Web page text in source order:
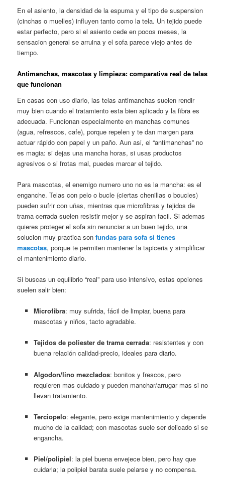
En el asiento, la densidad de la espuma y el tipo de suspension
(cinchas o muelles) influyen tanto como la tela. Un tejido puede
estar perfecto, pero si el asiento cede en pocos meses, la
sensacion general se arruina y el sofa parece viejo antes de
tiempo.
Antimanchas, mascotas y limpieza: comparativa real de telas
que funcionan
En casas con uso diario, las telas antimanchas suelen rendir
muy bien cuando el tratamiento esta bien aplicado y la fibra es
adecuada. Funcionan especialmente en manchas comunes
(agua, refrescos, cafe), porque repelen y te dan margen para
actuar rápido con papel y un paño. Aun asi, el “antimanchas” no
es magia: si dejas una mancha horas, si usas productos
agresivos o si frotas mal, puedes marcar el tejido.
Para mascotas, el enemigo numero uno no es la mancha: es el
enganche. Telas con pelo o bucle (ciertas chenillas o boucles)
pueden sufrir con uñas, mientras que microfibras y tejidos de
trama cerrada suelen resistir mejor y se aspiran facil. Si ademas
quieres proteger el sofa sin renunciar a un buen tejido, una
solucion muy practica sonfundas para sofa si tienes
mascotas, porque te permiten mantener la tapiceria y simplificar
el mantenimiento diario.
Si buscas un equilibrio “real” para uso intensivo, estas opciones
suelen salir bien:
Microfibra: muy sufrida, fácil de limpiar, buena para
mascotas y niños, tacto agradable.
Tejidos de poliester de trama cerrada: resistentes y con
buena relación calidad-precio, ideales para diario.
Algodon/lino mezclados: bonitos y frescos, pero
requieren mas cuidado y pueden manchar/arrugar mas si no
llevan tratamiento.
Terciopelo: elegante, pero exige mantenimiento y depende
mucho de la calidad; con mascotas suele ser delicado si se
engancha.
Piel/polipiel: la piel buena envejece bien, pero hay que
cuidarla; la polipiel barata suele pelarse y no compensa.